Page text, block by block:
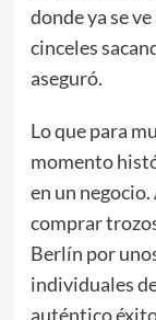
donde ya se
cinceles
aseguró.
Lo que para
momento
en un
comprar
Berlín por
individuales
auténtico